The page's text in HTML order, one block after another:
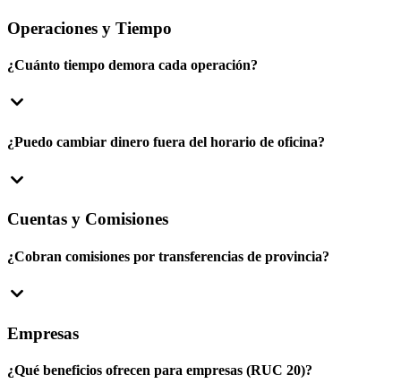
Operaciones y Tiempo
¿Cuánto tiempo demora cada operación?
¿Puedo cambiar dinero fuera del horario de oficina?
Cuentas y Comisiones
¿Cobran comisiones por transferencias de provincia?
Empresas
¿Qué beneficios ofrecen para empresas (RUC 20)?